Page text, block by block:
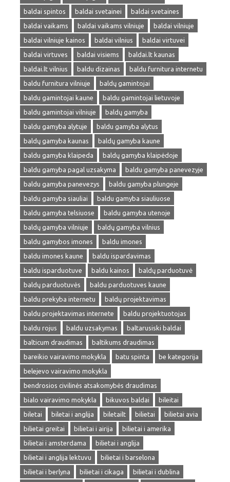
baldai spintos
baldai svetainei
baldai svetaines
baldai vaikams
baldai vaikams vilniuje
baldai vilniuje
baldai vilniuje kainos
baldai vilnius
baldai virtuvei
baldai virtuves
baldai visiems
baldai.lt kaunas
baldai.lt vilnius
baldu dizainas
baldu furnitura internetu
baldu furnitura vilniuje
baldų gamintojai
baldu gamintojai kaune
baldu gamintojai lietuvoje
baldu gamintojai vilniuje
baldų gamyba
baldu gamyba alytuje
baldu gamyba alytus
baldų gamyba kaunas
baldų gamyba kaune
baldu gamyba klaipeda
baldų gamyba klaipėdoje
baldu gamyba pagal uzsakyma
baldu gamyba panevezyje
baldu gamyba panevezys
baldu gamyba plungeje
baldu gamyba siauliai
baldu gamyba siauliuose
baldu gamyba telsiuose
baldu gamyba utenoje
baldų gamyba vilniuje
baldų gamyba vilnius
baldu gamybos imones
baldu imones
baldu imones kaune
baldu ispardavimas
baldu isparduotuve
baldu kainos
baldų parduotuvė
baldų parduotuvės
baldu parduotuves kaune
baldu prekyba internetu
baldų projektavimas
baldu projektavimas internete
baldu projektuotojas
baldu rojus
baldu uzsakymas
baltarusiski baldai
balticum draudimas
baltikums draudimas
bareikio vairavimo mokykla
batu spinta
be kategorija
belejevo vairavimo mokykla
bendrosios civilinės atsakomybės draudimas
bialo vairavimo mokykla
bikuvos baldai
bileitai
biletai
biletai i anglija biletailt bilietai
bilietai avia
bilietai greitai
bilietai i airija
bilietai i amerika
bilietai i amsterdama
bilietai i anglija
bilietai i anglija lektuvu
bilietai i barselona
bilietai i berlyna
bilietai i cikaga
bilietai i dublina